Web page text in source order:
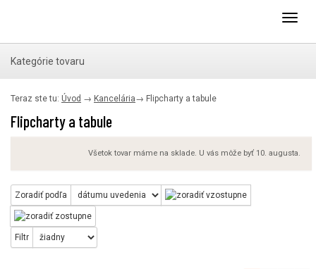
Kategórie tovaru
Teraz ste tu: Úvod → Kancelária→ Flipcharty a tabule
Flipcharty a tabule
Všetok tovar máme na sklade. U vás môže byť 10. augusta.
Zoradiť podľa
Filtr